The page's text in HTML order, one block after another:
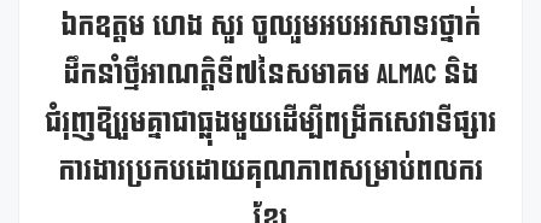
ឯកឧត្តម ហេង សួរ ចូលរួមអបអរសាទរថ្នាក់
ដឹកនាំថ្មីអាណត្តិទី៧នៃសមាគម ALMAC និង
ជំរុញឱ្យរួមគ្នាជាធ្លុងមួយដើម្បីពង្រីកសេវាទីផ្សារ
ការងារប្រកបដោយគុណភាពសម្រាប់ពលករ